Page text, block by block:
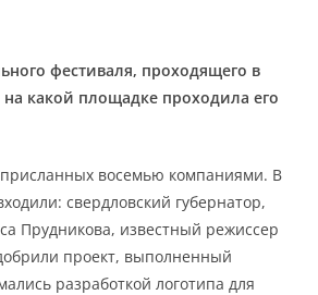
фестиваля, проходящего в
какой площадке проходила его
восемью компаниями. В
свердловский губернатор,
Прудникова, известный режиссер
проект, выполненный
разработкой логотипа для